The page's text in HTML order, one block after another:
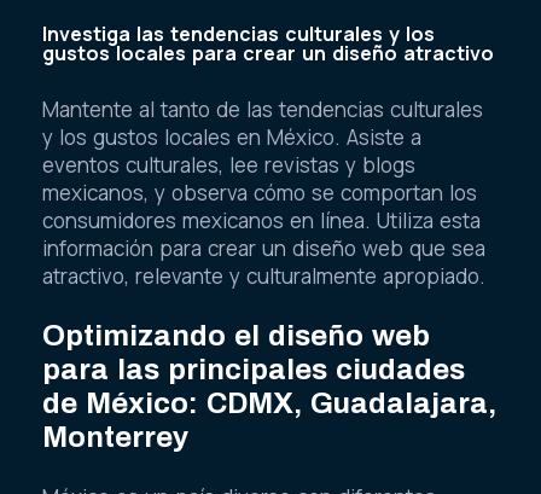
Investiga las tendencias culturales y los
gustos locales para crear un diseño atractivo
Mantente al tanto de las tendencias culturales
y los gustos locales en México. Asiste a
eventos culturales, lee revistas y blogs
mexicanos, y observa cómo se comportan los
consumidores mexicanos en línea. Utiliza esta
información para crear un diseño web que sea
atractivo, relevante y culturalmente apropiado.
Optimizando el diseño web
para las principales ciudades
de México: CDMX, Guadalajara,
Monterrey